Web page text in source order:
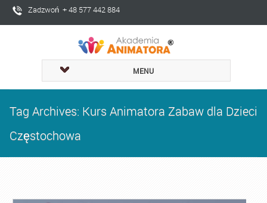
Zadzwoń + 48 577 442 884
MENU
Tag Archives: Kurs Animatora Zabaw dla Dzieci
Częstochowa